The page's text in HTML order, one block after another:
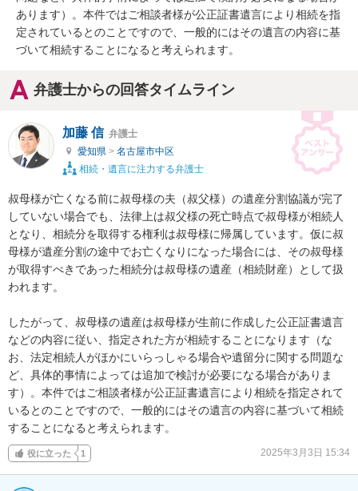
あります）。本件ではご相談者様が公正証書遺言により相続を指
定されているとのことですので、一般的にはその遺言の内容に基
づいて相続することになると考えられます。
弁護士からの回答タイムライン
加藤 信 弁護士
愛知県 > 名古屋市中区
相続・遺言に注力する弁護士
叔母様が亡くなる前に叔母様の夫（叔父様）の遺産分割協議が完了
していない場合でも、法律上は叔父様の死亡時点で叔母様が相続人
となり、相続分を取得する権利は叔母様に帰属しています。仮に叔
母様が遺産分割の途中でお亡くなりになった場合には、その叔母様
が取得すべきであった相続分は叔母様の遺産（相続財産）として扱
われます。
したがって、叔母様の遺産は叔母様が生前に作成した公正証書遺言
などの内容に従い、指定された方が相続することになります（な
お、法定相続人がほかにいらっしゃる場合や遺留分に関する問題な
ど、具体的事情によっては追加で検討が必要になる場合がありま
す）。本件ではご相談者様が公正証書遺言により相続を指定されて
いるとのことですので、一般的にはその遺言の内容に基づいて相続
することになると考えられます。
役に立った 1 2025年3月3日 15:34